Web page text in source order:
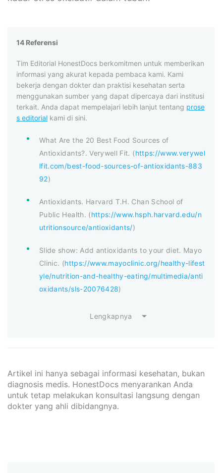
14 Referensi
Tim Editorial HonestDocs berkomitmen untuk memberikan
informasi yang akurat kepada pembaca kami. Kami
bekerja dengan dokter dan praktisi kesehatan serta
menggunakan sumber yang dapat dipercaya dari institusi
terkait. Anda dapat mempelajari lebih lanjut tentang prose
s editorial kami di sini.
What Are the 20 Best Food Sources of
Antioxidants?. Verywell Fit. (https://www.verywel
lfit.com/best-food-sources-of-antioxidants-883
92)
Antioxidants. Harvard T.H. Chan School of
Public Health. (https://www.hsph.harvard.edu/n
utritionsource/antioxidants/)
Slide show: Add antioxidants to your diet. Mayo
Clinic. (https://www.mayoclinic.org/healthy-lifest
yle/nutrition-and-healthy-eating/multimedia/anti
oxidants/sls-20076428)
Lengkapnya
Artikel ini hanya sebagai informasi kesehatan, bukan
diagnosis medis. HonestDocs menyarankan Anda
untuk tetap melakukan konsultasi langsung dengan
dokter yang ahli dibidangnya.